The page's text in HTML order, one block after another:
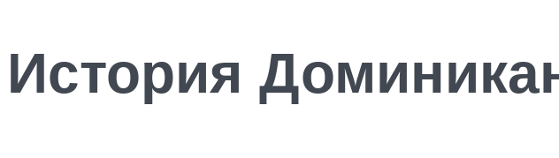
История